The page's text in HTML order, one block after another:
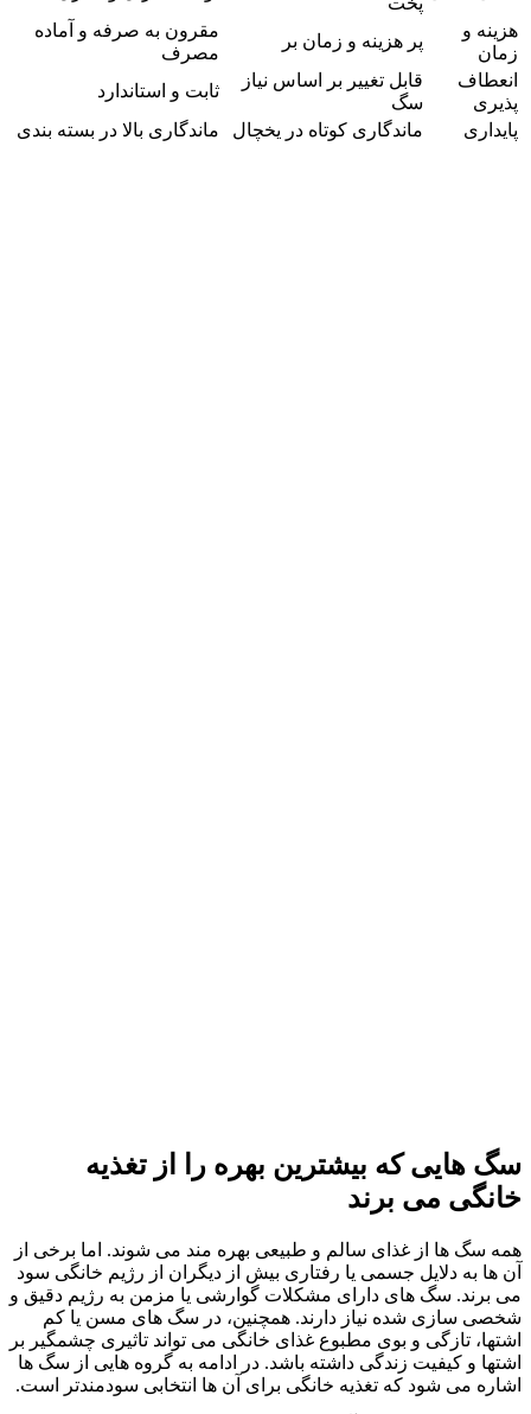
هزینه و
زمان
پر هزینه و زمان‌ بر
مقرون‌ به‌ صرفه و آماده‌
مصرف
انعطاف‌
پذیری
قابل تغییر بر اساس نیاز
سگ
ثابت و استاندارد
پایداری
ماندگاری کوتاه در یخچال ماندگاری بالا در بسته‌ بندی
سگ‌ هایی که بیشترین بهره را از تغذیه
خانگی می‌ برند
همه‌ سگ‌ ها از غذای سالم و طبیعی بهره‌ مند می‌ شوند. اما برخی از
آن‌ ها به دلایل جسمی یا رفتاری بیش از دیگران از رژیم خانگی سود
می‌ برند. سگ‌ های دارای مشکلات گوارشی یا مزمن به رژیم دقیق و
شخصی‌ سازی‌ شده نیاز دارند. همچنین، در سگ‌ های مسن یا کم‌
اشتها، تازگی و بوی مطبوع غذای خانگی می‌ تواند تاثیری چشمگیر بر
اشتها و کیفیت زندگی داشته باشد. در ادامه به گروه‌ هایی از سگ‌ ها
اشاره می‌ شود که تغذیه خانگی برای آن‌ ها انتخابی سودمندتر است.